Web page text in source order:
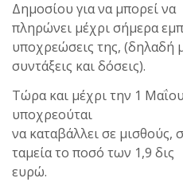
Δημοσίου για να μπορεί να
πληρώνει μέχρι σήμερα
υποχρεώσεις της, (δηλαδή
συντάξεις και δόσεις).
Τώρα και μέχρι την 1
υποχρεούται
να καταβάλλει σε μισθούς,
ταμεία το ποσό των 1,9 δις
ευρώ.